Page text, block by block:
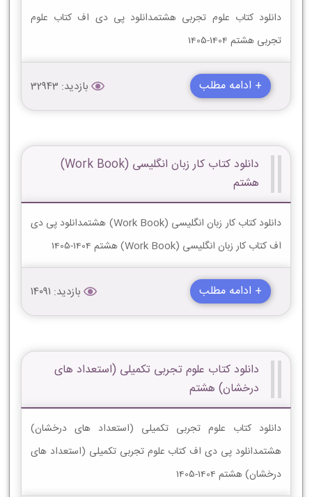
دانلود کتاب علوم تجربی هشتمدانلود پی دی اف کتاب علوم
تجربی هشتم 1404-1405
+ ادامه مطلب بازدید: 32943
دانلود کتاب کار زبان انگلیسی (Work Book)
هشتم
دانلود کتاب کار زبان انگلیسی (Work Book) هشتمدانلود پی دی
اف کتاب کار زبان انگلیسی (Work Book) هشتم 1404-1405
+ ادامه مطلب بازدید: 14091
دانلود کتاب علوم تجربی تکمیلی (استعداد های
درخشان) هشتم
دانلود کتاب علوم تجربی تکمیلی (استعداد های درخشان)
هشتمدانلود پی دی اف کتاب علوم تجربی تکمیلی (استعداد های
درخشان) هشتم 1404-1405